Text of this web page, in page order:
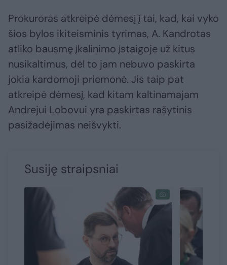
Prokuroras atkreipė dėmesį į tai, kad, kai vyko
šios bylos ikiteisminis tyrimas, A. Kandrotas
atliko bausmę įkalinimo įstaigoje už kitus
nusikaltimus, dėl to jam nebuvo paskirta
jokia kardomoji priemonė. Jis taip pat
atkreipė dėmesį, kad kitam kaltinamajam
Andrejui Lobovui yra paskirtas rašytinis
pasižadėjimas neišvykti.
Susiję straipsniai